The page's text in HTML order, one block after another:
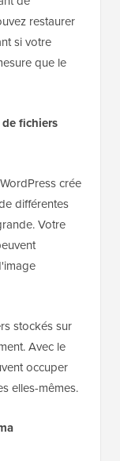
faire une
de
restaurer
si votre
crée
différentes
Votre
stockés sur
Avec le
mêmes.